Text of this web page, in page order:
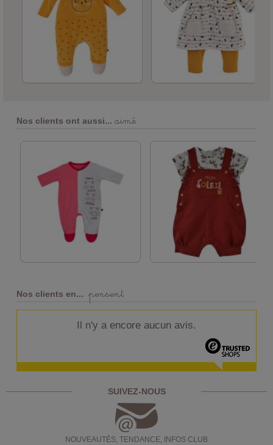
Nos clients ont aussi... aimé
Nos clients en... pensent
Il n'y a encore aucun avis.
SUIVEZ-NOUS
NOUVEAUTÉS, TENDANCE, INFOS CLUB